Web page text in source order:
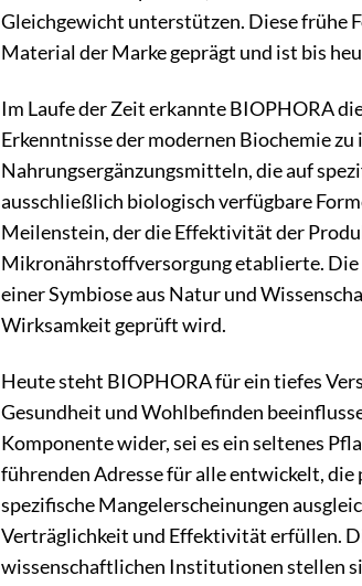
Gleichgewicht unterstützen. Diese frühe
Material der Marke geprägt und ist bis
Im Laufe der Zeit erkannte BIOPHORA
Erkenntnisse der modernen Biochemie
Nahrungsergänzungsmitteln, die auf
ausschließlich biologisch verfügbare
Meilenstein, der die Effektivität der
Mikronährstoffversorgung etablierte.
einer Symbiose aus Natur und
Wirksamkeit geprüft wird.
Heute steht BIOPHORA für ein tiefes
Gesundheit und Wohlbefinden
Komponente wider, sei es ein seltenes
führenden Adresse für alle entwickelt,
spezifische Mangelerscheinungen
Verträglichkeit und Effektivität erfüllen.
wissenschaftlichen Institutionen stellen